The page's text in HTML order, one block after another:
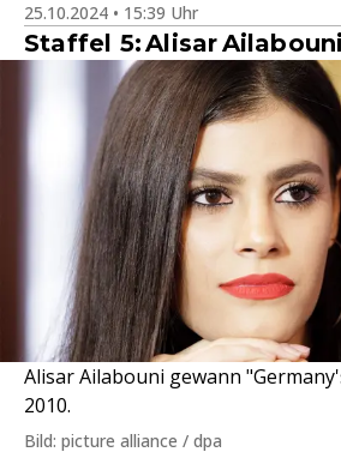
25.10.2024 • 15:39 Uhr
Staffel 5: Alisar Ailabouni
Alisar Ailabouni gewann
2010.
Bild: picture alliance / dpa